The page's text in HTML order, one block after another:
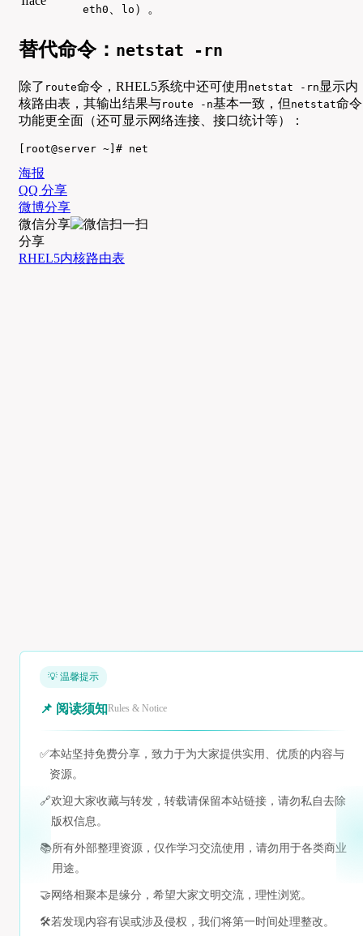
eth0 lo ）。
替代命令： netstat -rn
除了 route命令，RHEL5系统中还可使用 netstat -rn 显示内
核路由表，其输出结果与route -n基本一致，但 netstat命令
功能更全面（还可显示网络连接、接口统计等）：
[root@server ~]# net
海报
QQ 分享
微博分享
微信分享
分享
RHEL5内核路由表
💡 温馨提示
📌 阅读须知Rules & Notice
✅本站坚持免费分享，致力于为大家提供实用、优质的内容与
资源。
🔗欢迎大家收藏与转发，转载请保留本站链接，请勿私自去除
版权信息。
📚所有外部整理资源，仅作学习交流使用，请勿用于各类商业
用途。
🤝 网络相聚本是缘分，希望大家文明交流，理性浏览。
🛠️若发现内容有误或涉及侵权，我们将第一时间处理整改。